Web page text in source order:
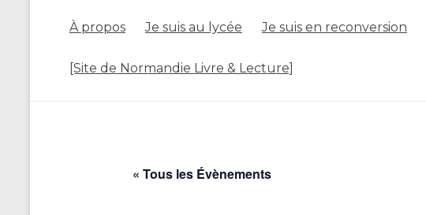
À propos Je suis au lycée Je suis en reconversion
[Site de Normandie Livre & Lecture]
« Tous les Évènements